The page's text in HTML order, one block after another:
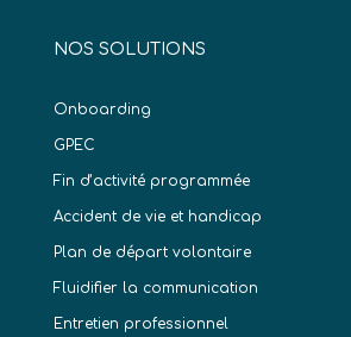
NOS SOLUTIONS
Onboarding
GPEC
Fin d’activité programmée
Accident de vie et handicap
Plan de départ volontaire
Fluidifier la communication
Entretien professionnel